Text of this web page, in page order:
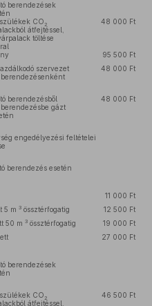
berendezések
CO2
átfejtéssel,
töltése
48 000 Ft
95 500 Ft
szervezet
48 000 Ft
berendezésből
gázt
48 000 Ft
engedélyezési feltételei
berendezés esetén
11 000 Ft
5 m 3össztérfogatig
12 500 Ft
50 m 3össztérfogatig
19 000 Ft
27 000 Ft
berendezések
CO2
átfejtéssel,
46 500 Ft